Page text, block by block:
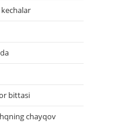
bittasi
chayqov